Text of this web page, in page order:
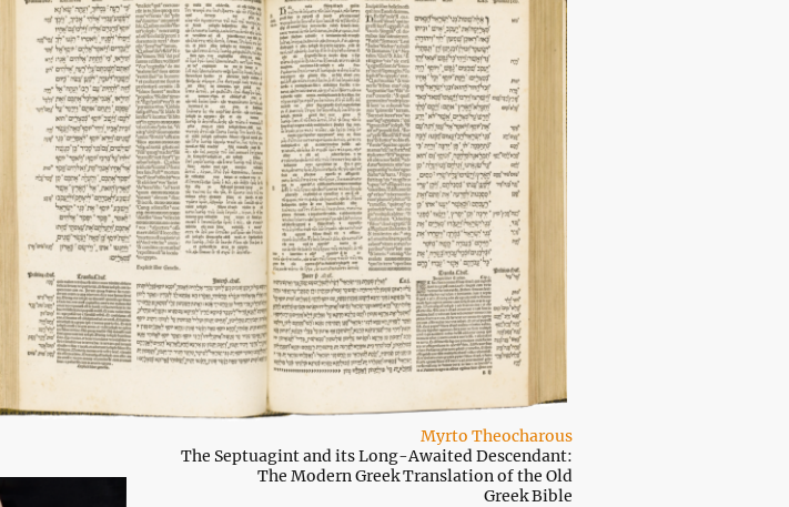
Myrto Theocharous
The Septuagint and its Long-Awaited Descendant:
The Modern Greek Translation of the Old
Greek Bible